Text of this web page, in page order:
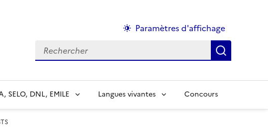
Paramètres d'affichage
Rechercher :
SELO, DNL, EMILE Langues vivantes Concours